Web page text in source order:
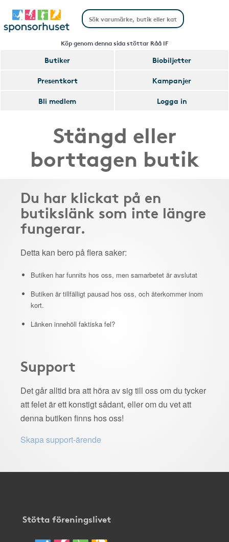
Köp genom denna sida stöttar Råå IF
Butiker
Biobiljetter
Presentkort
Kampanjer
Bli medlem
Logga in
Stängd eller
borttagen butik
Du har klickat på en
butikslänk som inte längre
fungerar.
Detta kan bero på flera saker:
Butiken har funnits hos oss, men samarbetet är avslutat
Butiken är tillfälligt pausad hos oss, och återkommer inom
kort.
Länken innehöll faktiska fel?
Support
Det går alltid bra att höra av sig till oss om du tycker
att felet är ett konstigt sådant, eller om du vet att
denna butiken finns hos oss!
Skapa support-ärende
Stötta föreningslivet